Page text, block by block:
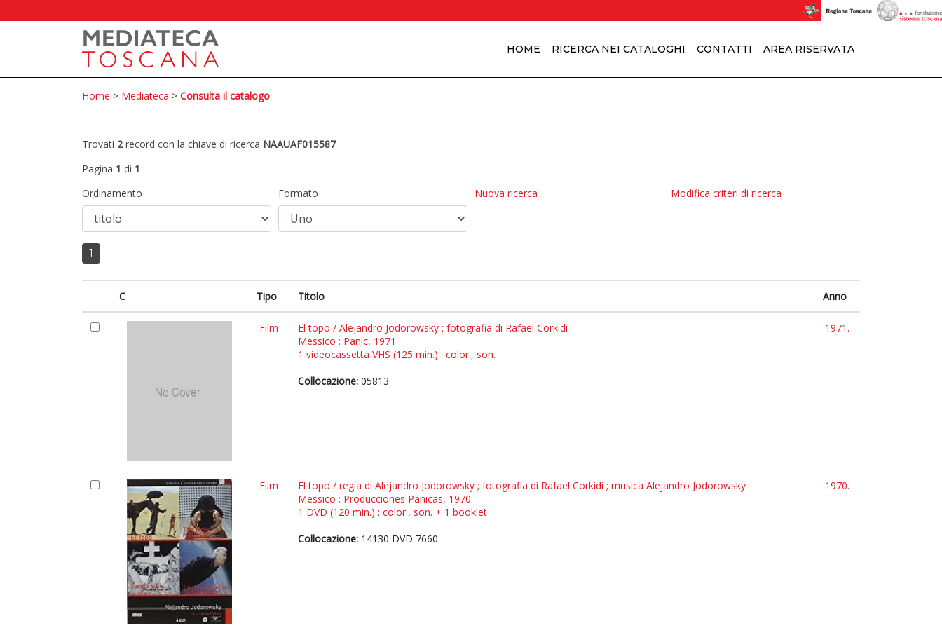
HOME RICERCA NEI CATALOGHI CONTATTI AREA RISERVATA
Home > Mediateca > Consulta il catalogo
Trovati 2record con la chiave di ricerca NAAUAF015587
Pagina 1 di 1
Ordinamento
Formato Nuova ricerca Modifica criteri di ricerca
1
C Tipo Titolo Anno
Film
El topo / Alejandro Jodorowsky ; fotografia di Rafael Corkidi
Messico : Panic, 1971
1 videocassetta VHS (125 min.) : color., son.
Collocazione: 05813
1971.
Film
El topo / regia di Alejandro Jodorowsky ; fotografia di Rafael Corkidi ; musica Alejandro Jodorowsky
Messico : Producciones Panicas, 1970
1 DVD (120 min.) : color., son. + 1 booklet
Collocazione: 14130 DVD 7660
1970.